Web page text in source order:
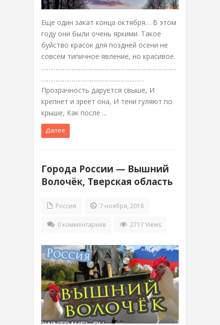
Еще один закат конца октября… В этом
году они были очень яркими. Такое
буйство красок для поздней осени не
совсем типичное явление, но красивое.
…………………………………………………………………
…………………………………………………
Прозрачность даруется свыше, И
крепнет и зреет она, И тени гуляют по
крыше, Как после ...
Далее
Города России — Вышний
Волочёк, Тверская область
Россия 7 ноября, 2018
0 комментариев 2717 Views